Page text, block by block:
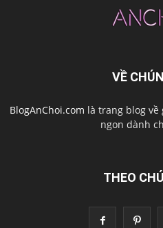
VỀ
BlogAnChoi.com là trang blog
ngon dành
THEO